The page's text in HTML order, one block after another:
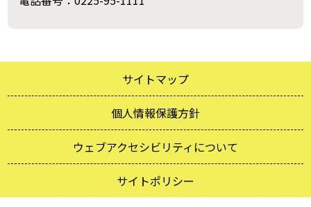
サイトマップ
個人情報保護方針
ウェブアクセシビリティについて
サイトポリシー